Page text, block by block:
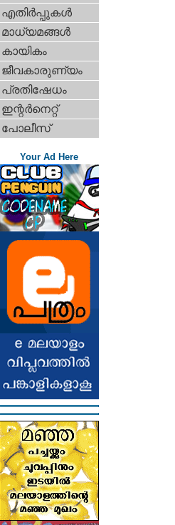
എതിര്‍പ്പുകള്‍
മാധ്യമങ്ങള്‍
കായികം
ജീവകാരുണ്യം
പ്രതിഷേധം
ഇന്റര്‍നെറ്റ്‌
പോലീസ്
Your Ad Here